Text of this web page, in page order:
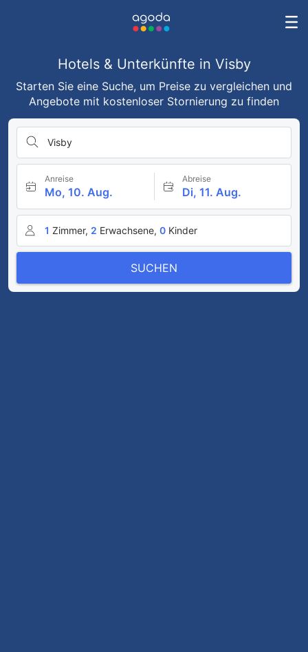
Hotels & Unterkünfte in Visby
Starten Sie eine Suche, um Preise zu vergleichen und
Angebote mit kostenloser Stornierung zu finden
Visby
Anreise
Mo, 10. Aug.
Abreise
Di, 11. Aug.
1 Zimmer, 2 Erwachsene, 0 Kinder
SUCHEN